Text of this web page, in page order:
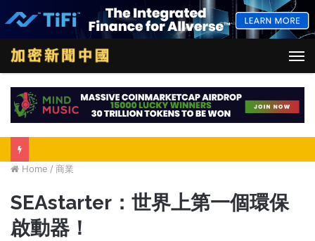
Home / 商業
SEAstarter：世界上第一個環保
啟動器！